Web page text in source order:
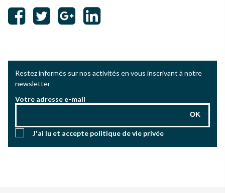
Restez informés sur nos activités en vous inscrivant à notre
newsletter
Votre adresse e-mail
OK
J'ai lu et accepte politique de vie privée